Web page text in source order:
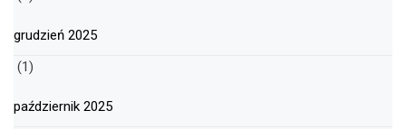
grudzień 2025
(1)
październik 2025